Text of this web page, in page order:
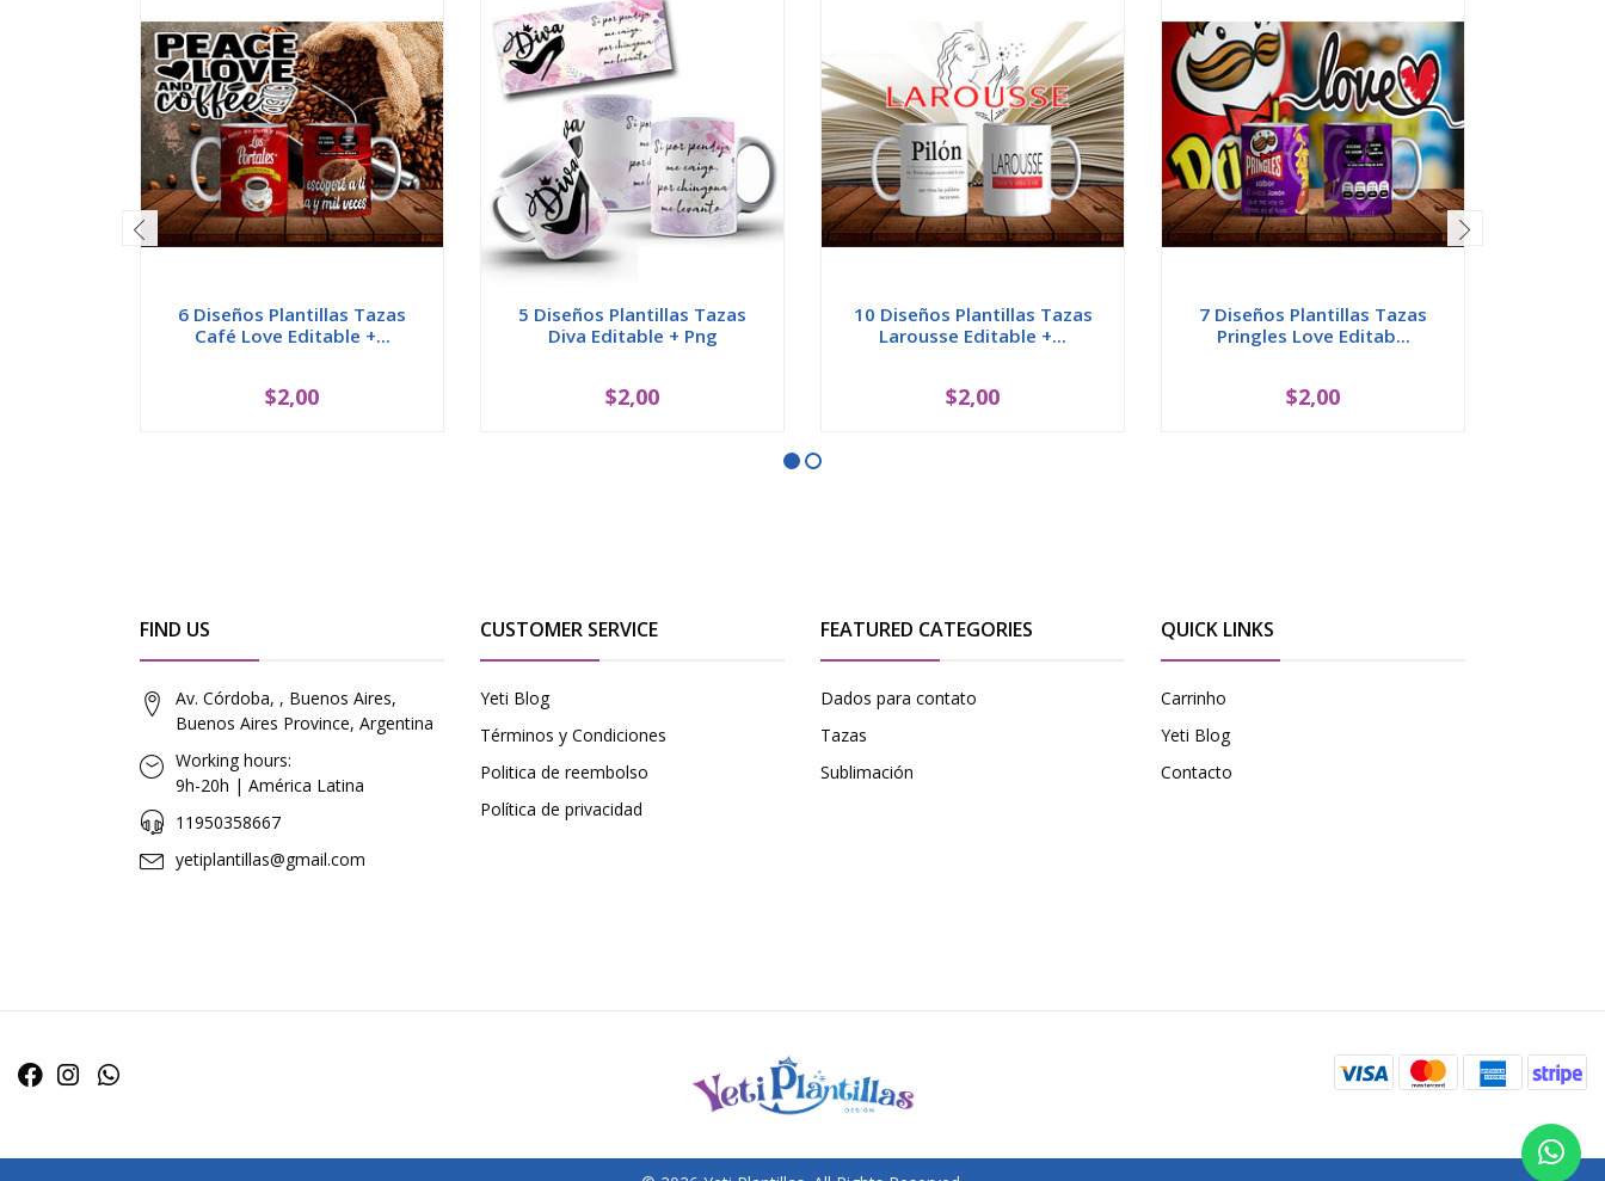
6 Diseños Plantillas Tazas
Café Love Editable +...
$2,00
5 Diseños Plantillas Tazas
Diva Editable + Png
$2,00
10 Diseños Plantillas Tazas
Larousse Editable +...
$2,00
7 Diseños Plantillas Tazas
Pringles Love Editab...
$2,00
FIND US
Av. Córdoba, , Buenos Aires,
Buenos Aires Province, Argentina
Working hours:
9h-20h | América Latina
11950358667
yetiplantillas@gmail.com
CUSTOMER SERVICE
Yeti Blog
Términos y Condiciones
Politica de reembolso
Política de privacidad
FEATURED CATEGORIES
Dados para contato
Tazas
Sublimación
QUICK LINKS
Carrinho
Yeti Blog
Contacto